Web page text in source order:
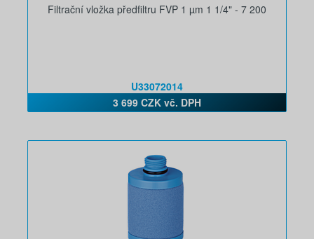
Filtrační vložka předfiltru FVP 1 µm 1 1/4" - 7 200
U33072014
3 699 CZK vč. DPH